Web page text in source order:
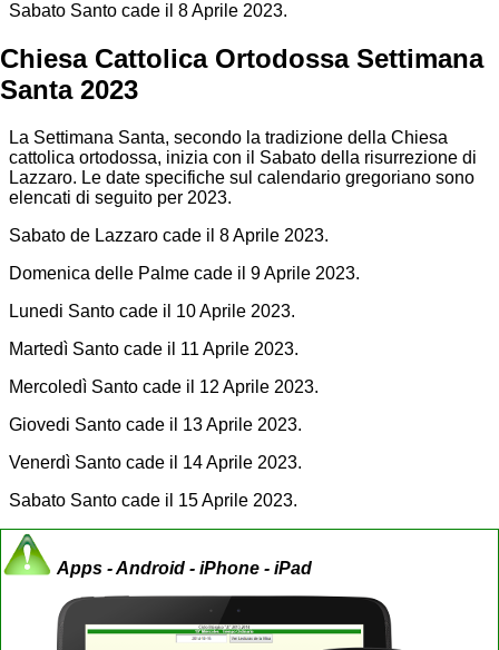
Sabato Santo cade il 8 Aprile 2023.
Chiesa Cattolica Ortodossa Settimana
Santa 2023
La Settimana Santa, secondo la tradizione della Chiesa
cattolica ortodossa, inizia con il Sabato della risurrezione di
Lazzaro. Le date specifiche sul calendario gregoriano sono
elencati di seguito per 2023.
Sabato de Lazzaro cade il 8 Aprile 2023.
Domenica delle Palme cade il 9 Aprile 2023.
Lunedi Santo cade il 10 Aprile 2023.
Martedì Santo cade il 11 Aprile 2023.
Mercoledì Santo cade il 12 Aprile 2023.
Giovedi Santo cade il 13 Aprile 2023.
Venerdì Santo cade il 14 Aprile 2023.
Sabato Santo cade il 15 Aprile 2023.
Apps - Android - iPhone - iPad